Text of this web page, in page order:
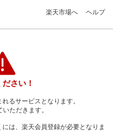
楽天市場へ ヘルプ
さい！
るサービスとなります。
ただきます。
は、楽天会員登録が必要となりま